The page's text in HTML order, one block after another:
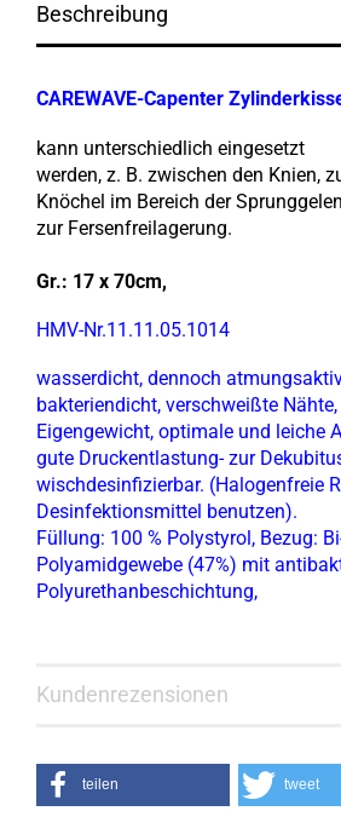
Beschreibung
CAREWAVE-Capenter
kann unterschiedlich eingesetzt
werden, z. B. zwischen den Knien,
Knöchel im Bereich der
zur Fersenfreilagerung.
Gr.: 17 x 70cm,
HMV-Nr.11.11.05.1014
wasserdicht, dennoch
bakteriendicht, verschweißte
Eigengewicht, optimale und leiche
gute Druckentlastung- zur
wischdesinfizierbar. (Halogenfreie
Desinfektionsmittel benutzen).
Füllung: 100 % Polystyrol, Bezug:
Polyamidgewebe (47%) mit
Polyurethanbeschichtung,
Kundenrezensionen
teilen tweet